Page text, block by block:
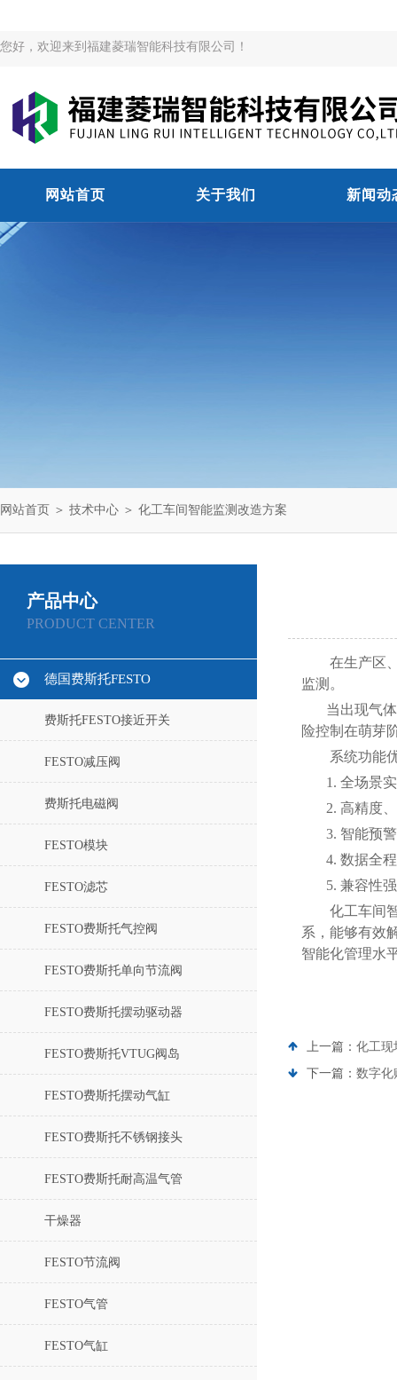
您好，欢迎来到福建菱瑞智能科技有限公司！
网站首页 关于我们 新闻动
网站首页 ＞ 技术中心 ＞ 化工车间智能监测改造方案
产品中心
PRODUCT CENTER
德国费斯托FESTO
费斯托FESTO接近开关
FESTO减压阀
费斯托电磁阀
FESTO模块
FESTO滤芯
FESTO费斯托气控阀
FESTO费斯托单向节流阀
FESTO费斯托摆动驱动器
FESTO费斯托VTUG阀岛
FESTO费斯托摆动气缸
FESTO费斯托不锈钢接头
FESTO费斯托耐高温气管
干燥器
FESTO节流阀
FESTO气管
FESTO气缸
在生产区
监测。
当出现气
险控制在萌芽
系统功能
1. 全场景
2. 高精度
3. 智能预
4. 数据全
5. 兼容性
化工车间
系，能够有效
智能化管理水
上一篇： 化工现
下一篇： 数字化